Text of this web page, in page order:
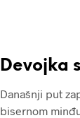
Devojka
Današnji put
bisernom